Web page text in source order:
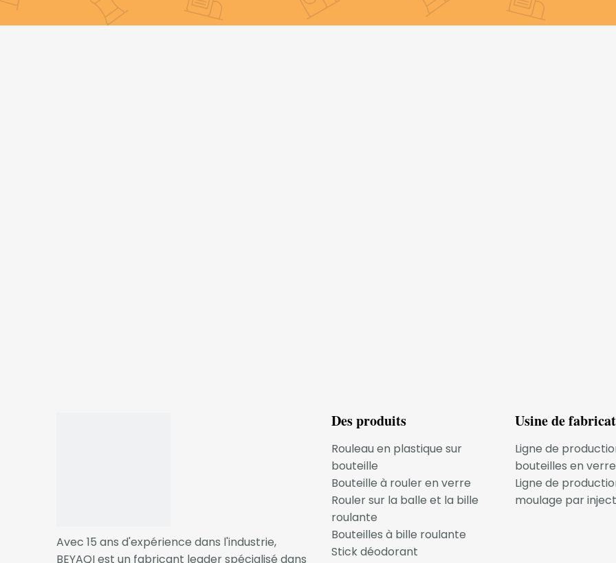
5. De nombreux modèles en option acceptent également la personnalisation.
Avec 15 ans d'expérience dans l'industrie,
BEYAQI est un fabricant leader spécialisé dans
Des produits
Rouleau en plastique sur
bouteille
Bouteille à rouler en verre
Rouler sur la balle et la bille
roulante
Bouteilles à bille roulante
Stick déodorant
Usine de
Ligne de
bouteilles en verre
Ligne de
moulage par